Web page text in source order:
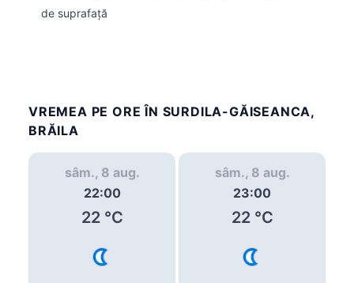
de suprafață
VREMEA PE ORE ÎN SURDILA-GĂISEANCA,
BRĂILA
sâm., 8 aug.
22:00
22°C
sâm., 8 aug.
23:00
22°C